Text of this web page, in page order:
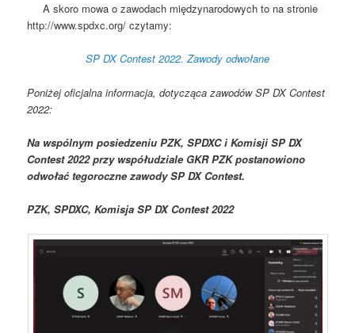
A skoro mowa o zawodach międzynarodowych to na stronie
http://www.spdxc.org/ czytamy:
SP DX Contest 2022. Zawody odwołane
Poniżej oficjalna informacja, dotycząca zawodów SP DX Contest
2022:
Na wspólnym posiedzeniu PZK, SPDXC i Komisji SP DX
Contest 2022 przy współudziale GKR PZK postanowiono
odwołać tegoroczne zawody SP DX Contest.
PZK, SPDXC, Komisja SP DX Contest 2022